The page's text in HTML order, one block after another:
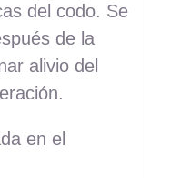
del codo. Se
de la
alivio del
en el